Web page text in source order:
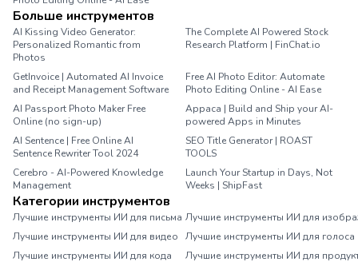
Больше инструментов
AI Kissing Video Generator:
Personalized Romantic from
Photos
The Complete AI Powered Stock
Research Platform | FinChat.io
GetInvoice | Automated AI Invoice
and Receipt Management Software
Free AI Photo Editor: Automate
Photo Editing Online - AI Ease
AI Passport Photo Maker Free
Online (no sign-up)
Appaca | Build and Ship your AI-
powered Apps in Minutes
AI Sentence | Free Online AI
Sentence Rewriter Tool 2024
SEO Title Generator | ROAST
TOOLS
Cerebro - AI-Powered Knowledge
Management
Launch Your Startup in Days, Not
Weeks | ShipFast
Категории инструментов
Лучшие инструменты ИИ для письма Лучшие инструменты ИИ для
Лучшие инструменты ИИ для видео
Лучшие инструменты ИИ для голоса
Лучшие инструменты ИИ для кода
Лучшие инструменты ИИ для